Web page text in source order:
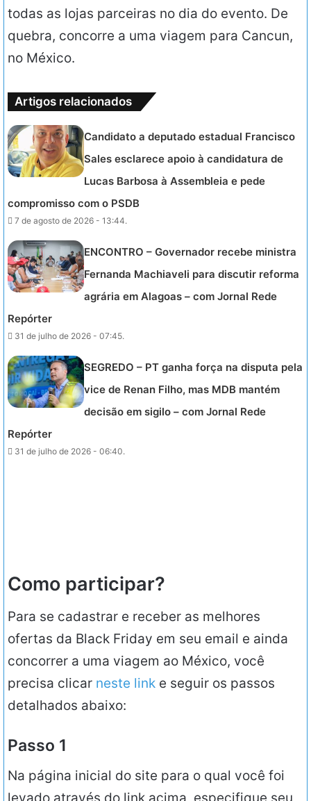
todas as lojas parceiras no dia do evento. De
quebra, concorre a uma viagem para Cancun,
no México.
Artigos relacionados
Candidato a deputado estadual Francisco
Sales esclarece apoio à candidatura de
Lucas Barbosa à Assembleia e pede
compromisso com o PSDB
7 de agosto de 2026 - 13:44.
ENCONTRO – Governador recebe ministra
Fernanda Machiaveli para discutir reforma
agrária em Alagoas – com Jornal Rede
Repórter
31 de julho de 2026 - 07:45.
SEGREDO – PT ganha força na disputa pela
vice de Renan Filho, mas MDB mantém
decisão em sigilo – com Jornal Rede
Repórter
31 de julho de 2026 - 06:40.
Como participar?
Para se cadastrar e receber as melhores
ofertas da Black Friday em seu email e ainda
concorrer a uma viagem ao México, você
precisa clicar neste link e seguir os passos
detalhados abaixo:
Passo 1
Na página inicial do site para o qual você foi